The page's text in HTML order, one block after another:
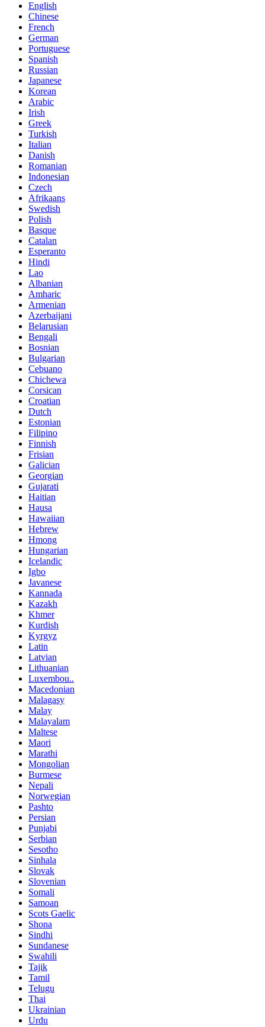
English
Chinese
French
German
Portuguese
Spanish
Russian
Japanese
Korean
Arabic
Irish
Greek
Turkish
Italian
Danish
Romanian
Indonesian
Czech
Afrikaans
Swedish
Polish
Basque
Catalan
Esperanto
Hindi
Lao
Albanian
Amharic
Armenian
Azerbaijani
Belarusian
Bengali
Bosnian
Bulgarian
Cebuano
Chichewa
Corsican
Croatian
Dutch
Estonian
Filipino
Finnish
Frisian
Galician
Georgian
Gujarati
Haitian
Hausa
Hawaiian
Hebrew
Hmong
Hungarian
Icelandic
Igbo
Javanese
Kannada
Kazakh
Khmer
Kurdish
Kyrgyz
Latin
Latvian
Lithuanian
Luxembou..
Macedonian
Malagasy
Malay
Malayalam
Maltese
Maori
Marathi
Mongolian
Burmese
Nepali
Norwegian
Pashto
Persian
Punjabi
Serbian
Sesotho
Sinhala
Slovak
Slovenian
Somali
Samoan
Scots Gaelic
Shona
Sindhi
Sundanese
Swahili
Tajik
Tamil
Telugu
Thai
Ukrainian
Urdu